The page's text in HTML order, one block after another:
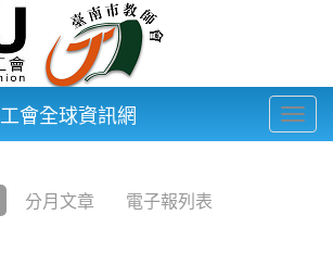
會全球資訊網
分月文章 電子報列表